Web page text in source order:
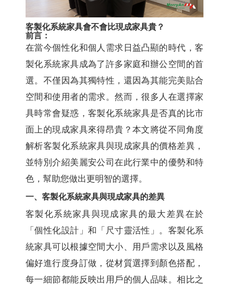
客製化系統家具會不會比現成家具貴？
前言：
在當今個性化和個人需求日益凸顯的時代，客
製化系統家具成為了許多家庭和辦公空間的首
選。不僅因為其獨特性，還因為其能完美貼合
空間和使用者的需求。然而，很多人在選擇家
具時常會疑惑，客製化系統家具是否真的比市
面上的現成家具來得昂貴？本文將從不同角度
解析客製化系統家具與現成家具的價格差異，
並特別介紹美麗安公司在此行業中的優勢和特
色，幫助您做出更明智的選擇。
一、客製化系統家具與現成家具的差異
客製化系統家具與現成家具的最大差異在於
「個性化設計」和「尺寸靈活性」。客製化系
統家具可以根據空間大小、用戶需求以及風格
偏好進行度身訂做，從材質選擇到顏色搭配，
每一細節都能反映出用戶的個人品味。相比之